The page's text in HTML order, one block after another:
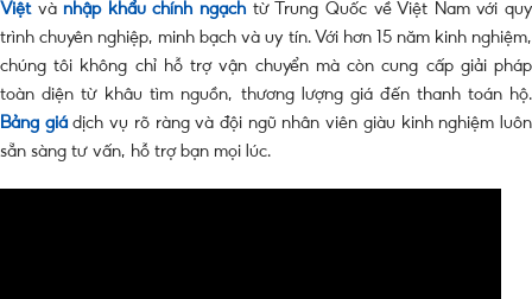
Việtvà nhập khẩu chính ngạch từ Trung Quốc về Việt Nam với quy
trình chuyên nghiệp, minh bạch và uy tín. Với hơn 15 năm kinh nghiệm,
chúng tôi không chỉ hỗ trợ vận chuyển mà còn cung cấp giải pháp
toàn diện từ khâu tìm nguồn, thương lượng giá đến thanh toán hộ.
Bảng giádịch vụ rõ ràng và đội ngũ nhân viên giàu kinh nghiệm luôn
sẵn sàng tư vấn, hỗ trợ bạn mọi lúc.